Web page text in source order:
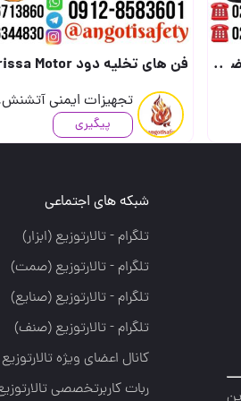
فن های تخلیه دود Larissa Motor (ضد انفجار و جرقه EX )✅ ( موجود در سایز های 8 تا 24..
تجهیزات ایمنی
پیگیری
شبکه های اجتماعی
تلگرام - تالارتوزيع (ابزار)
تلگرام - تالارتوزيع (صمت)
تلگرام - تالارتوزيع (صنايع)
تلگرام - تالارتوزیع (صنف)
کانال اعضای ویژه تالارتوزیع
ربات کاربرتخصصی